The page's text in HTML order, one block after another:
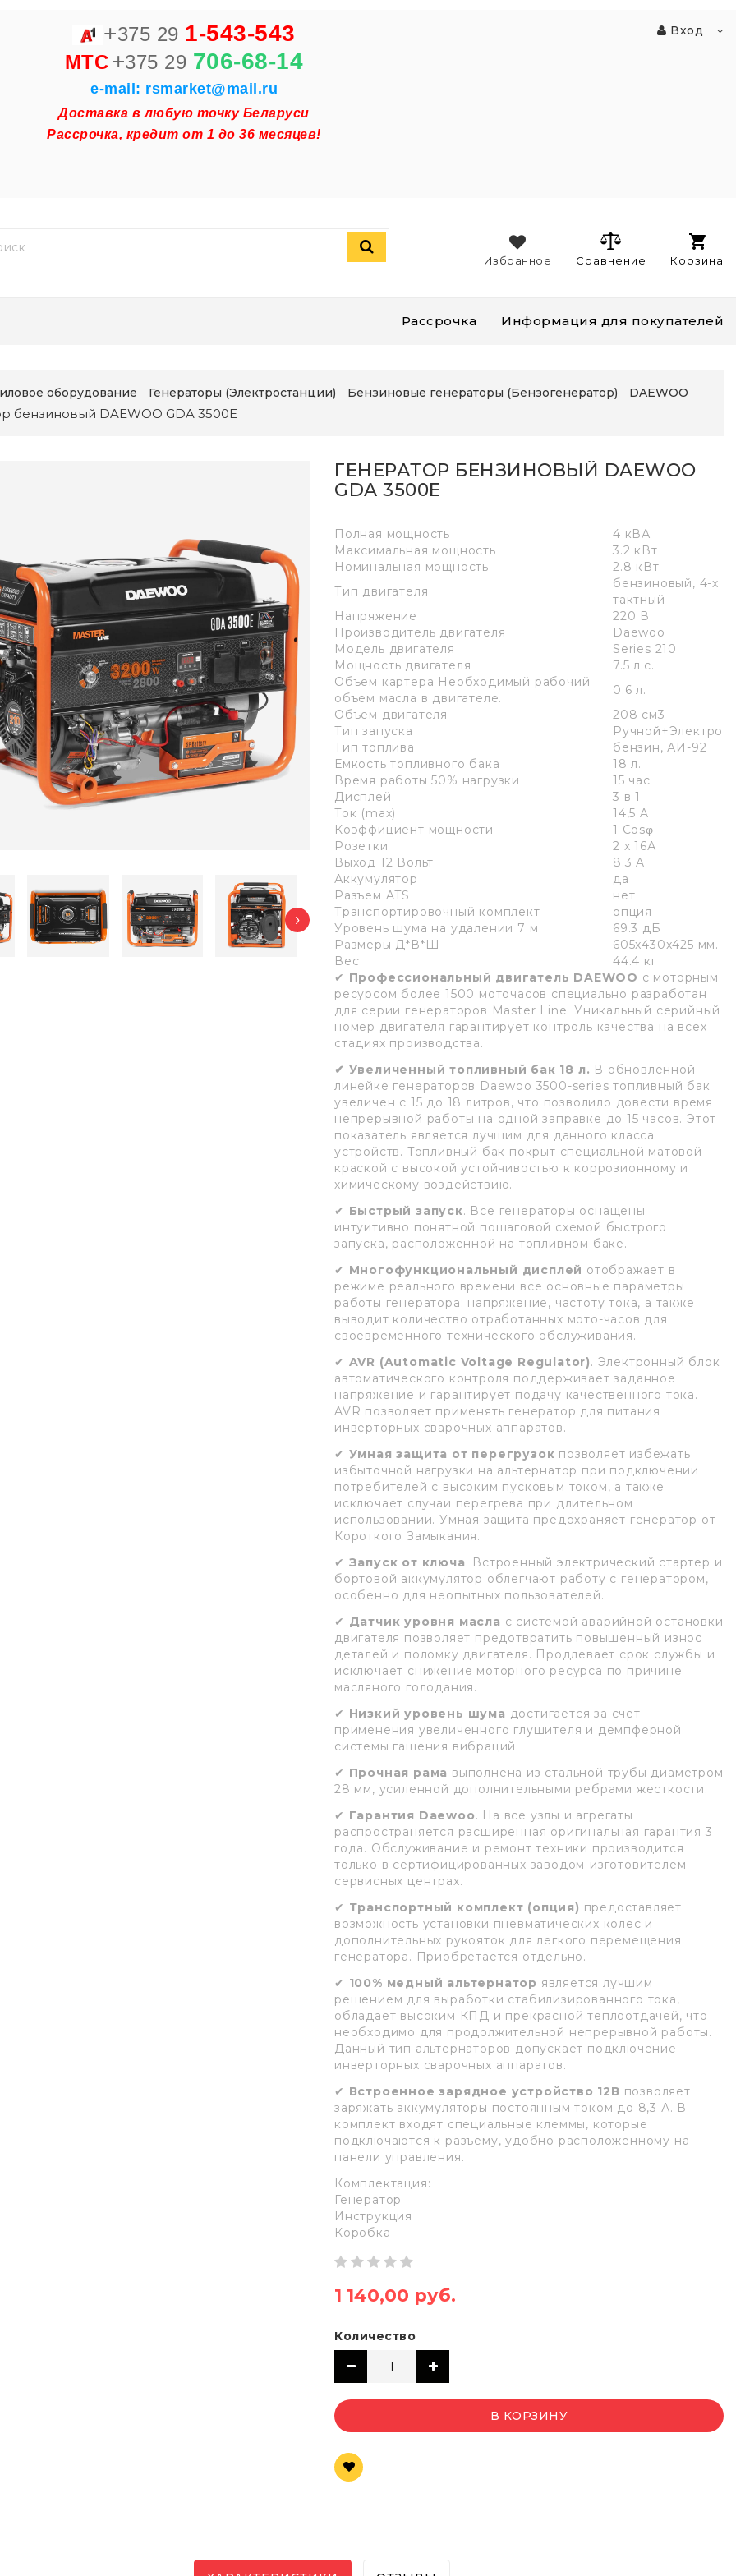
+375 29 1-543-543
MTC+375 29 706-68-14
e-mail: rsmarket@mail.ru
Доставка в любую точку Беларуси
Рассрочка, кредит от 1 до 36 месяцев!
Вход
Корзина
Сравнение
Избранное
Рассрочка Информация для покупателей
оборудование Генераторы (Электростанции) Бензиновые генераторы (Бензогенератор) DAEWOO
бензиновый DAEWOO GDA 3500E
›
ГЕНЕРАТОР БЕНЗИНОВЫЙ DAEWOO
GDA 3500E
Полная мощность
4 кВА
Максимальная мощность
3.2 кВт
Номинальная мощность
2.8 кВт
Тип двигателя
бензиновый, 4-х
тактный
Напряжение
220 В
Производитель двигателя
Daewoo
Модель двигателя
Series 210
Мощность двигателя
7.5 л.с.
Объем картера Необходимый рабочий
объем масла в двигателе.
0.6 л.
Объем двигателя
208 см3
Тип запуска
Ручной+Электро
Тип топлива
бензин, АИ-92
Емкость топливного бака
18 л.
Время работы 50% нагрузки
15 час
Дисплей
3 в 1
Ток (max)
14,5 A
Коэффициент мощности
1 Cosφ
Розетки
2 х 16А
Выход 12 Вольт
8.3 A
Аккумулятор
да
Разъем ATS
нет
Транспортировочный комплект
опция
Уровень шума на удалении 7 м
69.3 дБ
Размеры Д*В*Ш
605x430x425 мм.
Вес
44.4 кг
✔ Профессиональный двигатель DAEWOO с моторным
ресурсом более 1500 моточасов специально разработан
для серии генераторов Master Line. Уникальный серийный
номер двигателя гарантирует контроль качества на всех
стадиях производства.
✔ Увеличенный топливный бак 18 л. В обновленной
линейке генераторов Daewoo 3500-series топливный бак
увеличен с 15 до 18 литров, что позволило довести время
непрерывной работы на одной заправке до 15 часов. Этот
показатель является лучшим для данного класса
устройств. Топливный бак покрыт специальной матовой
краской с высокой устойчивостью к коррозионному и
химическому воздействию.
✔ Быстрый запуск. Все генераторы оснащены
интуитивно понятной пошаговой схемой быстрого
запуска, расположенной на топливном баке.
✔ Многофункциональный дисплей отображает в
режиме реального времени все основные параметры
работы генератора: напряжение, частоту тока, а также
выводит количество отработанных мото-часов для
своевременного технического обслуживания.
✔ AVR (Automatic Voltage Regulator). Электронный блок
автоматического контроля поддерживает заданное
напряжение и гарантирует подачу качественного тока.
AVR позволяет применять генератор для питания
инверторных сварочных аппаратов.
✔ Умная защита от перегрузок позволяет избежать
избыточной нагрузки на альтернатор при подключении
потребителей с высоким пусковым током, а также
исключает случаи перегрева при длительном
использовании. Умная защита предохраняет генератор от
Короткого Замыкания.
✔ Запуск от ключа. Встроенный электрический стартер и
бортовой аккумулятор облегчают работу с генератором,
особенно для неопытных пользователей.
✔ Датчик уровня масла с системой аварийной остановки
двигателя позволяет предотвратить повышенный износ
деталей и поломку двигателя. Продлевает срок службы и
исключает снижение моторного ресурса по причине
масляного голодания.
✔ Низкий уровень шума достигается за счет
применения увеличенного глушителя и демпферной
системы гашения вибраций.
✔ Прочная рама выполнена из стальной трубы диаметром
28 мм, усиленной дополнительными ребрами жесткости.
✔ Гарантия Daewoo. На все узлы и агрегаты
распространяется расширенная оригинальная гарантия 3
года. Обслуживание и ремонт техники производится
только в сертифицированных заводом-изготовителем
сервисных центрах.
✔ Транспортный комплект (опция) предоставляет
возможность установки пневматических колес и
дополнительных рукояток для легкого перемещения
генератора. Приобретается отдельно.
✔ 100% медный альтернатор является лучшим
решением для выработки стабилизированного тока,
обладает высоким КПД и прекрасной теплоотдачей, что
необходимо для продолжительной непрерывной работы.
Данный тип альтернаторов допускает подключение
инверторных сварочных аппаратов.
✔ Встроенное зарядное устройство 12В позволяет
заряжать аккумуляторы постоянным током до 8,3 А. В
комплект входят специальные клеммы, которые
подключаются к разъему, удобно расположенному на
панели управления.
Комплектация:
Генератор
Инструкция
Коробка
1 140,00 руб.
Количество
В КОРЗИНУ